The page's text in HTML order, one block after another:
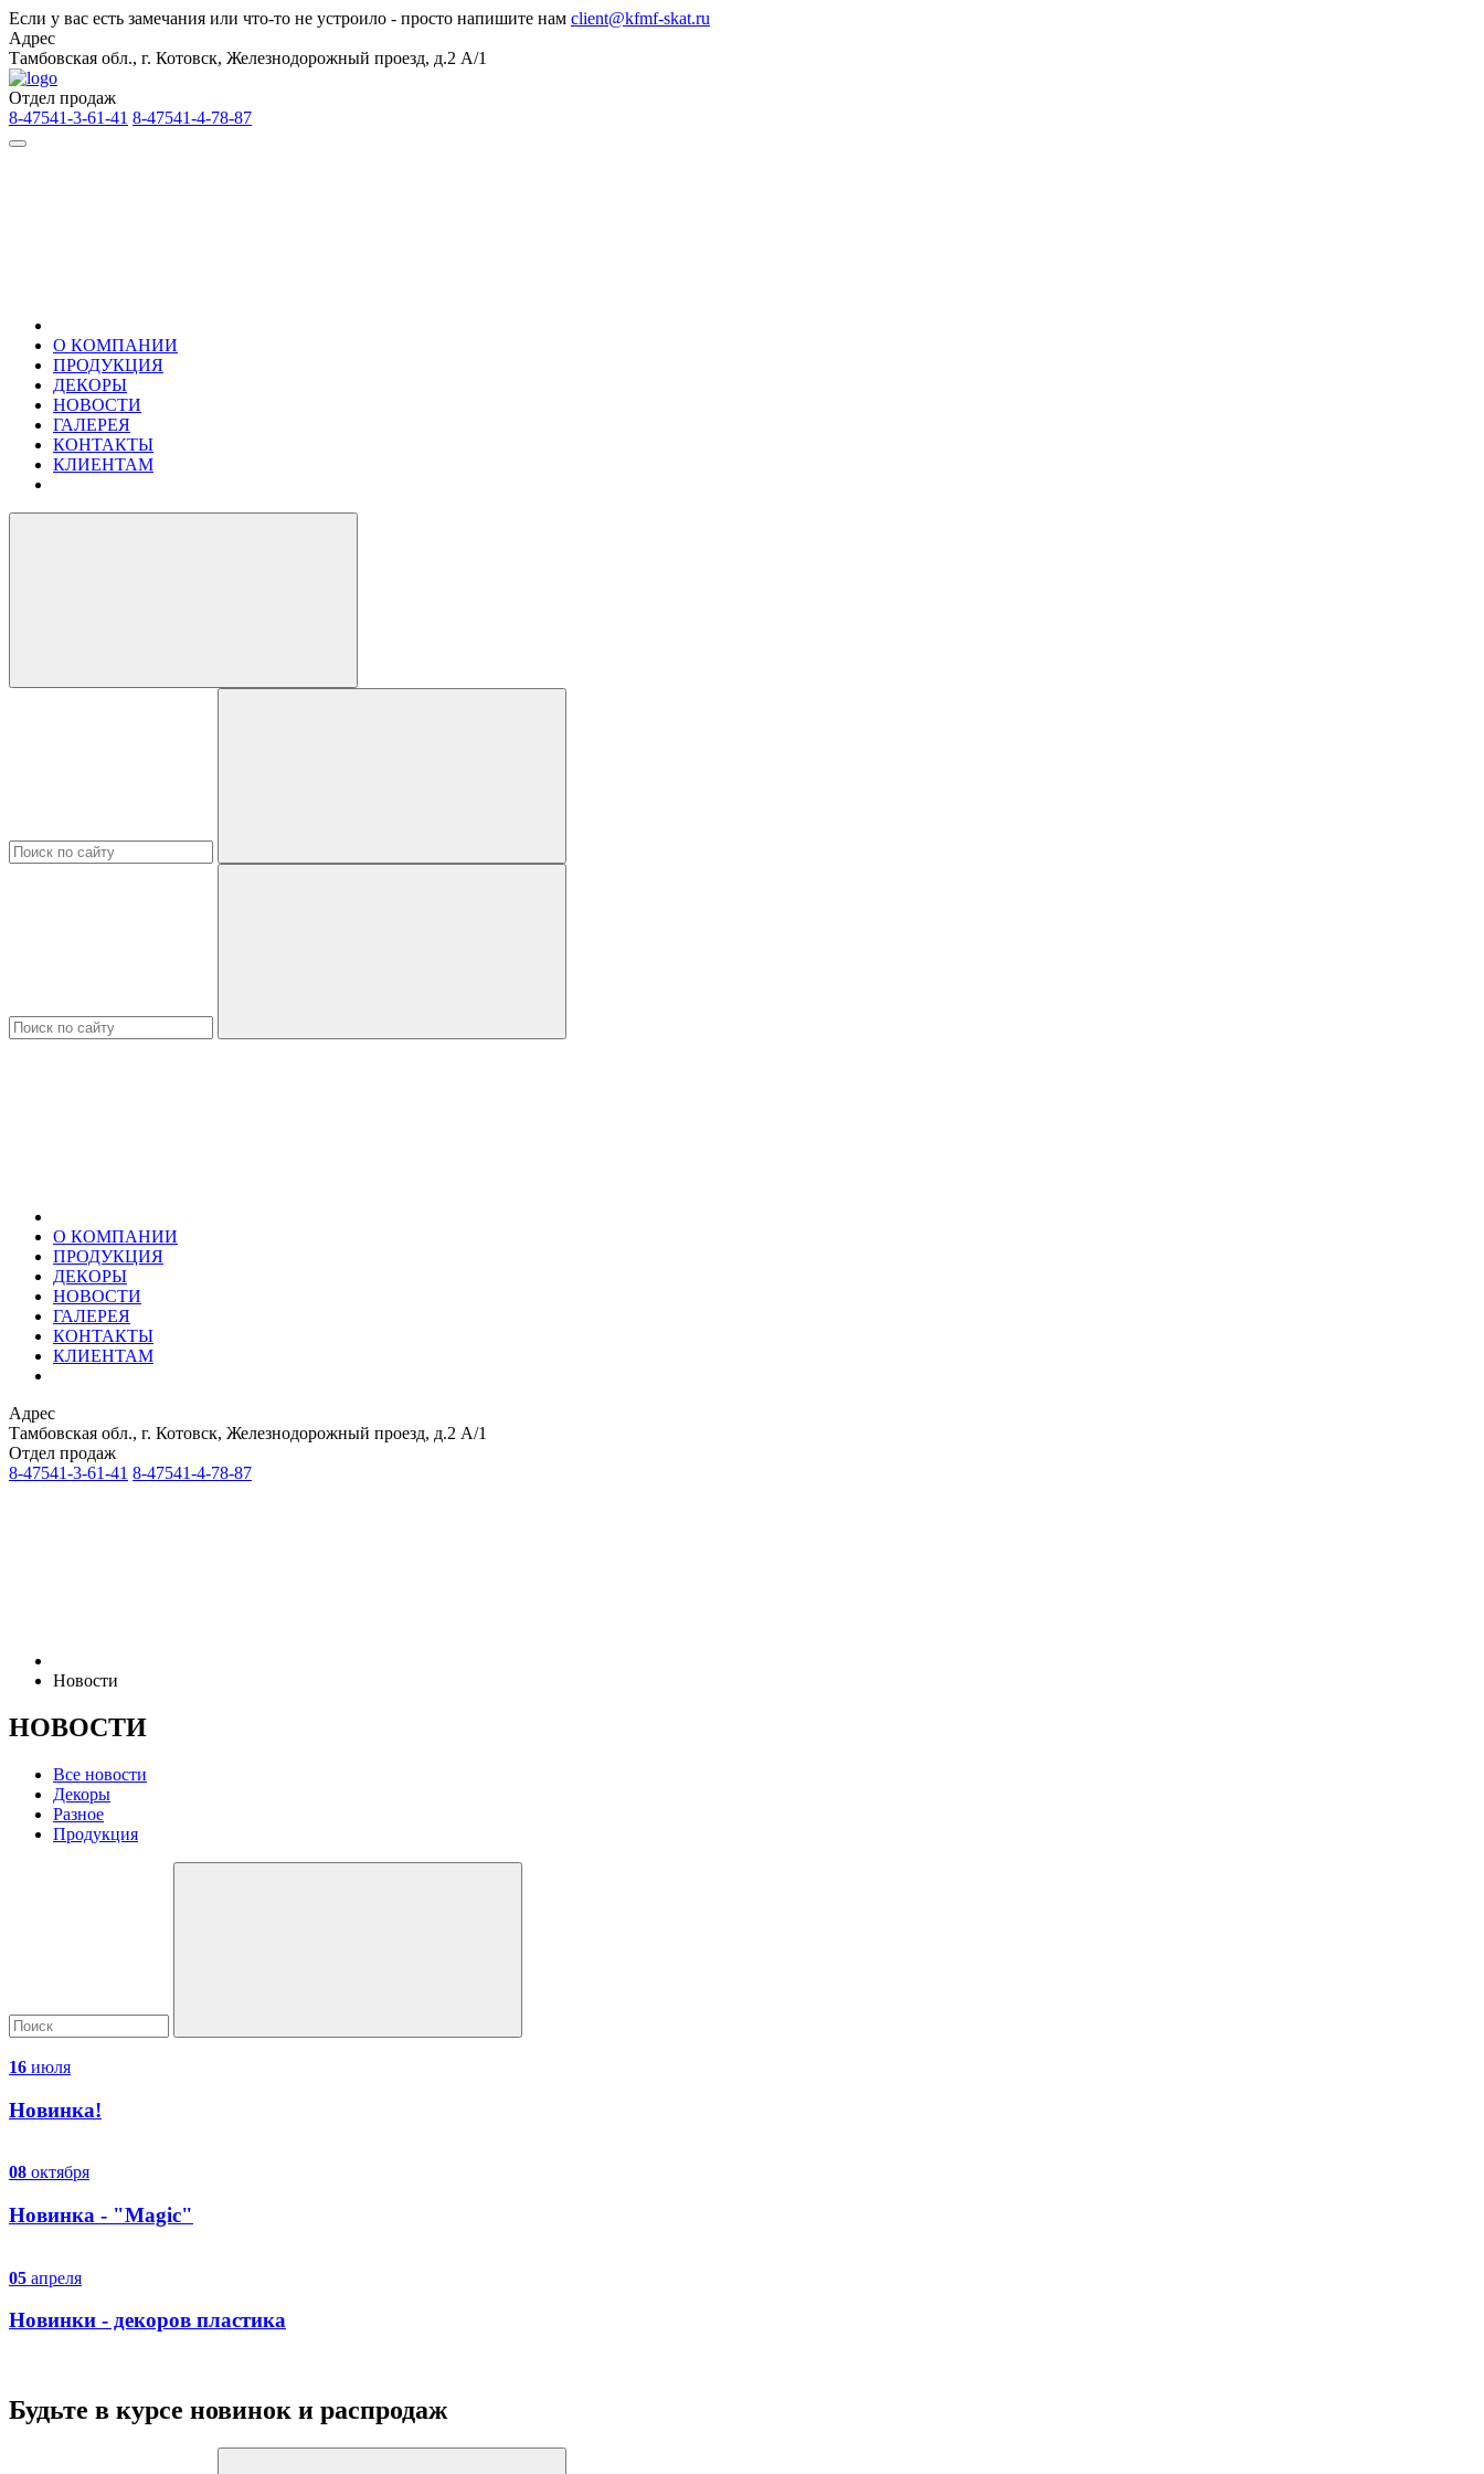
Если у вас есть замечания или что-то не устроило - просто напишите нам client@kfmf-skat.ru
Адрес
Тамбовская обл., г. Котовск, Железнодорожный проезд, д.2 А/1
Отдел продаж
8-47541-3-61-41 8-47541-4-78-87
О КОМПАНИИ
ПРОДУКЦИЯ
ДЕКОРЫ
НОВОСТИ
ГАЛЕРЕЯ
КОНТАКТЫ
КЛИЕНТАМ
О КОМПАНИИ
ПРОДУКЦИЯ
ДЕКОРЫ
НОВОСТИ
ГАЛЕРЕЯ
КОНТАКТЫ
КЛИЕНТАМ
Адрес
Тамбовская обл., г. Котовск, Железнодорожный проезд, д.2 А/1
Отдел продаж
8-47541-3-61-41 8-47541-4-78-87
Новости
НОВОСТИ
Все новости
Декоры
Разное
Продукция
16 июля
Новинка!
08 октября
Новинка - "Magic"
05 апреля
Новинки - декоров пластика
Будьте в курсе новинок и распродаж